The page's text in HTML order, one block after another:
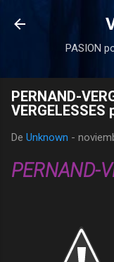
Ir
PASION
PERNAND-
De Unknown -
PERNAND-